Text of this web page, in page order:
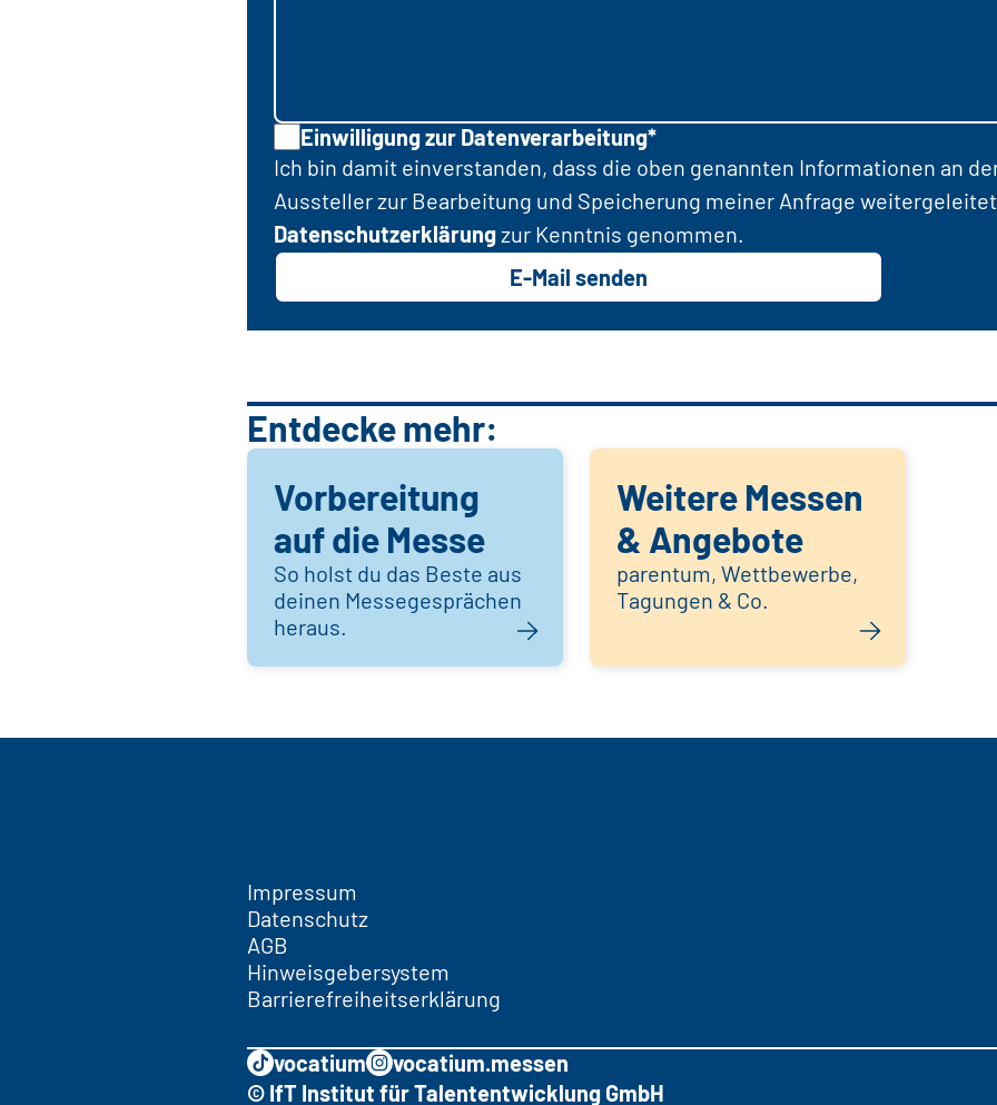
Einwilligung zur Datenverarbeitung*
Ich bin damit einverstanden, dass die oben genannten Informationen an
Aussteller zur Bearbeitung und Speicherung meiner Anfrage
Datenschutzerklärungzur Kenntnis genommen.
E-Mail senden
Entdecke mehr:
Vorbereitung
auf die Messe
So holst du das Beste aus
deinen Messegesprächen
heraus.
Weitere Messen
& Angebote
parentum, Wettbewerbe,
Tagungen & Co.
Impressum
Datenschutz
AGB
Hinweisgebersystem
Barrierefreiheitserklärung
vocatium
vocatium.messen
© IfT Institut für Talententwicklung GmbH